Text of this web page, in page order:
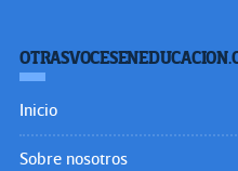
Inicio
Sobre nosotros